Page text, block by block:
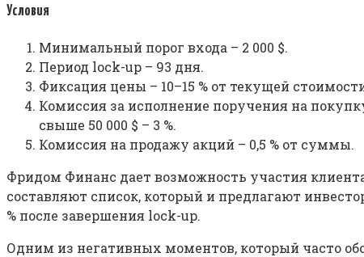
Условия
Минимальный порог входа – 2 000 $.
Период lock-up – 93 дня.
Фиксация цены – 10–15 % от текущей
Комиссия за исполнение поручения на
свыше 50 000 $ – 3 %.
Комиссия на продажу акций – 0,5 % от суммы.
Фридом Финанс дает возможность участия
составляют список, который и предлагают
% после завершения lock-up.
Одним из негативных моментов, который часто